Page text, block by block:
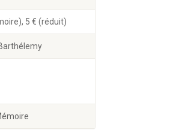
5 € (réduit)